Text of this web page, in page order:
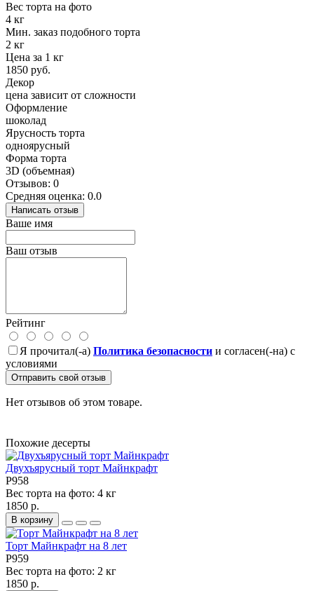
Вес торта на фото
4 кг
Мин. заказ подобного торта
2 кг
Цена за 1 кг
1850 руб.
Декор
цена зависит от сложности
Оформление
шоколад
Ярусность торта
одноярусный
Форма торта
3D (объемная)
Отзывов: 0
Средняя оценка: 0.0
Написать отзыв
Ваше имя
Ваш отзыв
Рейтинг
Я прочитал(-а) Политика безопасности и согласен(-на) с
условиями
Отправить свой отзыв
Нет отзывов об этом товаре.
Похожие десерты
Двухъярусный торт Майнкрафт
P958
Вес торта на фото: 4 кг
1850 р.
В корзину
Торт Майнкрафт на 8 лет
P959
Вес торта на фото: 2 кг
1850 р.